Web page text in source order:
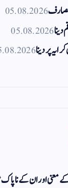
05.08.2026
05.08.2026
پر دینا
معنی اور ان کے نا